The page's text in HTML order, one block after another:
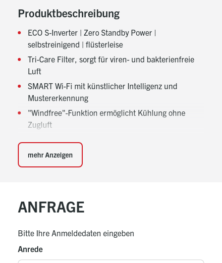
Produktbeschreibung
ECO S-Inverter | Zero Standby Power |
selbstreinigend | flüsterleise
Tri-Care Filter, sorgt für viren- und bakterienfreie
Luft
SMART Wi-Fi mit künstlicher Intelligenz und
Mustererkennung
"Windfree"-Funktion ermöglicht Kühlung ohne
Zugluft
Inklusive Infrarotfernbedienung
Kühlen | Heizen | Entfeuchten | Lüften
Diagnosen
Optional: Kabel-Fernbedienung mit Echtzeit-,
Tages- und Wochentimer und
mehr Anzeigen
ANFRAGE
Bitte Ihre Anmeldedaten eingeben
Anrede